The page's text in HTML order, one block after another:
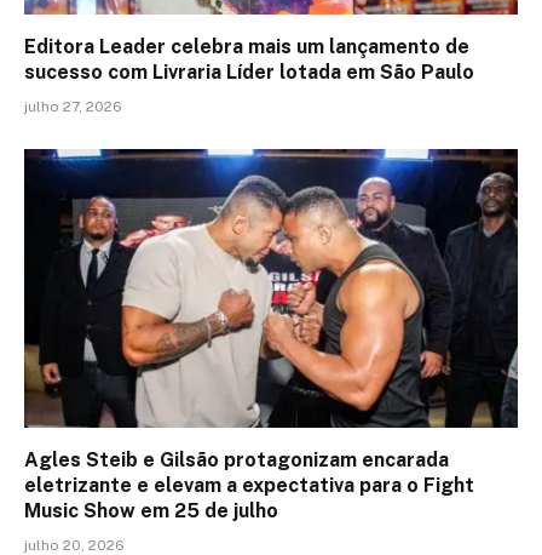
Editora Leader celebra mais um lançamento de
sucesso com Livraria Líder lotada em São Paulo
julho 27, 2026
Agles Steib e Gilsão protagonizam encarada
eletrizante e elevam a expectativa para o Fight
Music Show em 25 de julho
julho 20, 2026